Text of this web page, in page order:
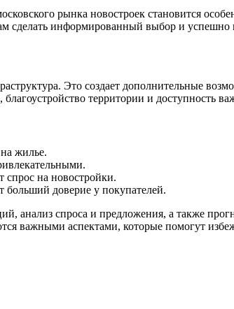
рынка новостроек становится
сделать информированный выбор и успешно
Это создает дополнительные
территории и доступность
жилье.
спрос на новостройки.
больший доверие у покупателей.
анализ спроса и предложения, а также
важными аспектами, которые помогут